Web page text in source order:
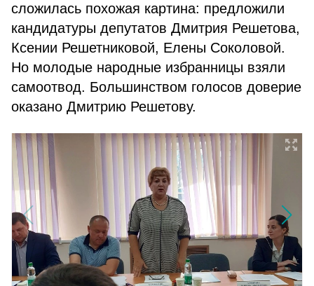
сложилась похожая картина: предложили
кандидатуры депутатов Дмитрия Решетова,
Ксении Решетниковой, Елены Соколовой.
Но молодые народные избранницы взяли
самоотвод. Большинством голосов доверие
оказано Дмитрию Решетову.